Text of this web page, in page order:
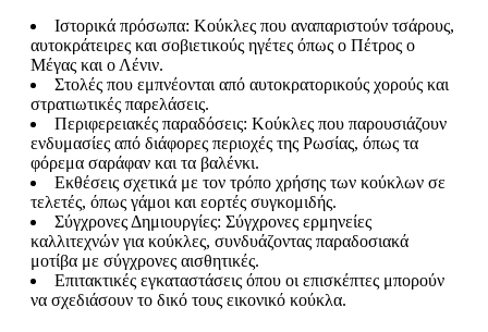
Ιστορικά πρόσωπα: Κούκλες που αναπαριστούν τσάρους,
αυτοκράτειρες και σοβιετικούς ηγέτες όπως ο Πέτρος ο
Μέγας και ο Λένιν.
Στολές που εμπνέονται από αυτοκρατορικούς χορούς και
στρατιωτικές παρελάσεις.
Περιφερειακές παραδόσεις: Κούκλες που παρουσιάζουν
ενδυμασίες από διάφορες περιοχές της Ρωσίας, όπως τα
φόρεμα σαράφαν και τα βαλένκι.
Εκθέσεις σχετικά με τον τρόπο χρήσης των κούκλων σε
τελετές, όπως γάμοι και εορτές συγκομιδής.
Σύγχρονες Δημιουργίες: Σύγχρονες ερμηνείες
καλλιτεχνών για κούκλες, συνδυάζοντας παραδοσιακά
μοτίβα με σύγχρονες αισθητικές.
Επιτακτικές εγκαταστάσεις όπου οι επισκέπτες μπορούν
να σχεδιάσουν το δικό τους εικονικό κούκλα.